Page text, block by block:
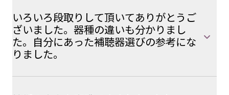
いろいろ段取りして頂いてありがとうご
ざいました。器種の違いも分かりまし
た。自分にあった補聴器選びの参考にな
りました。